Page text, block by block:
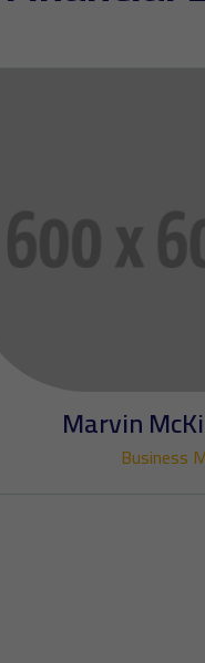
Marvin
Business